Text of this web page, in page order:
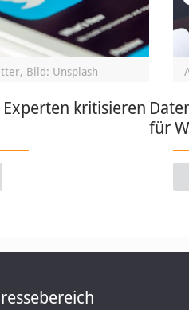
Bild: Unsplash
kritisieren
für